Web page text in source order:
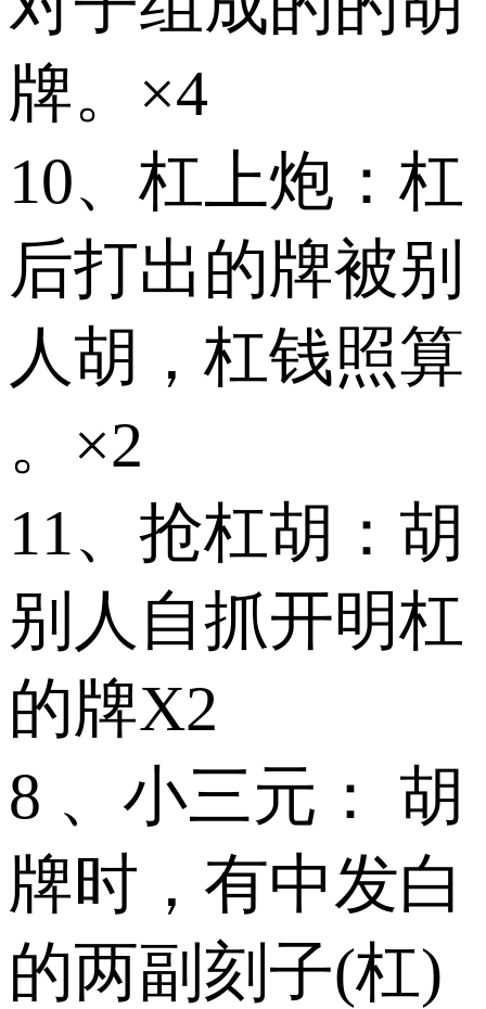
牌。×4
10、杠上炮：杠
后打出的牌被别
人胡，杠钱照算
。×2
11、抢杠胡：胡
别人自抓开明杠
的牌X2
8 、小三元： 胡
牌时，有中发白
的两副刻子(杠)